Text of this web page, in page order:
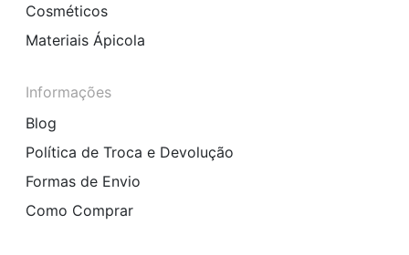
Cosméticos
Materiais Ápicola
Informações
Blog
Política de Troca e Devolução
Formas de Envio
Como Comprar